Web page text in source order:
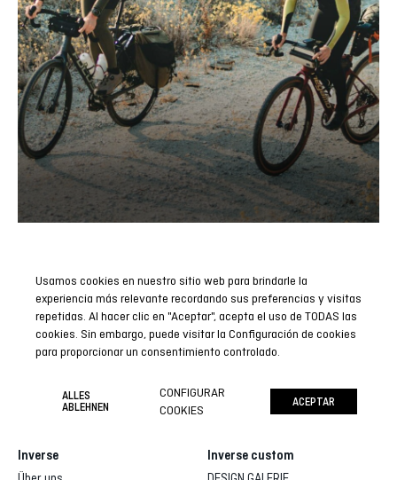
Abonnieren Sie unseren Newsletter
Seien Sie der Erste, der alle unsere Neuigkeiten, Berichte und
Sonderaktionen erfährt.
Inverse Inverse custom
Usamos cookies en nuestro sitio web para brindarle la
experiencia más relevante recordando sus preferencias y visitas
repetidas. Al hacer clic en "Aceptar", acepta el uso de TODAS las
cookies. Sin embargo, puede visitar la Configuración de cookies
para proporcionar un consentimiento controlado.
ALLES
ABLEHNEN
CONFIGURAR
COOKIES
ACEPTAR